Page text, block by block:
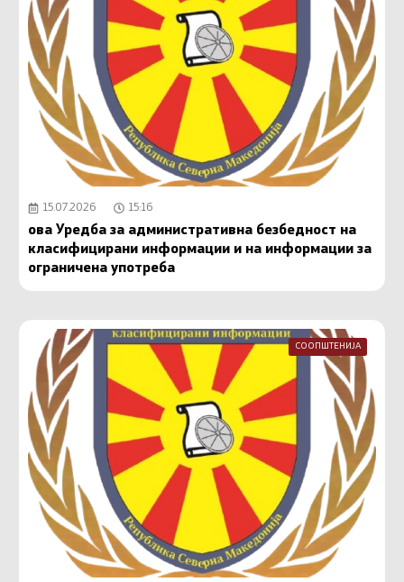
15.07.2026 15:16
ова Уредба за административна безбедност на
класифицирани информации и на информации за
ограничена употреба
СООПШТЕНИЈА